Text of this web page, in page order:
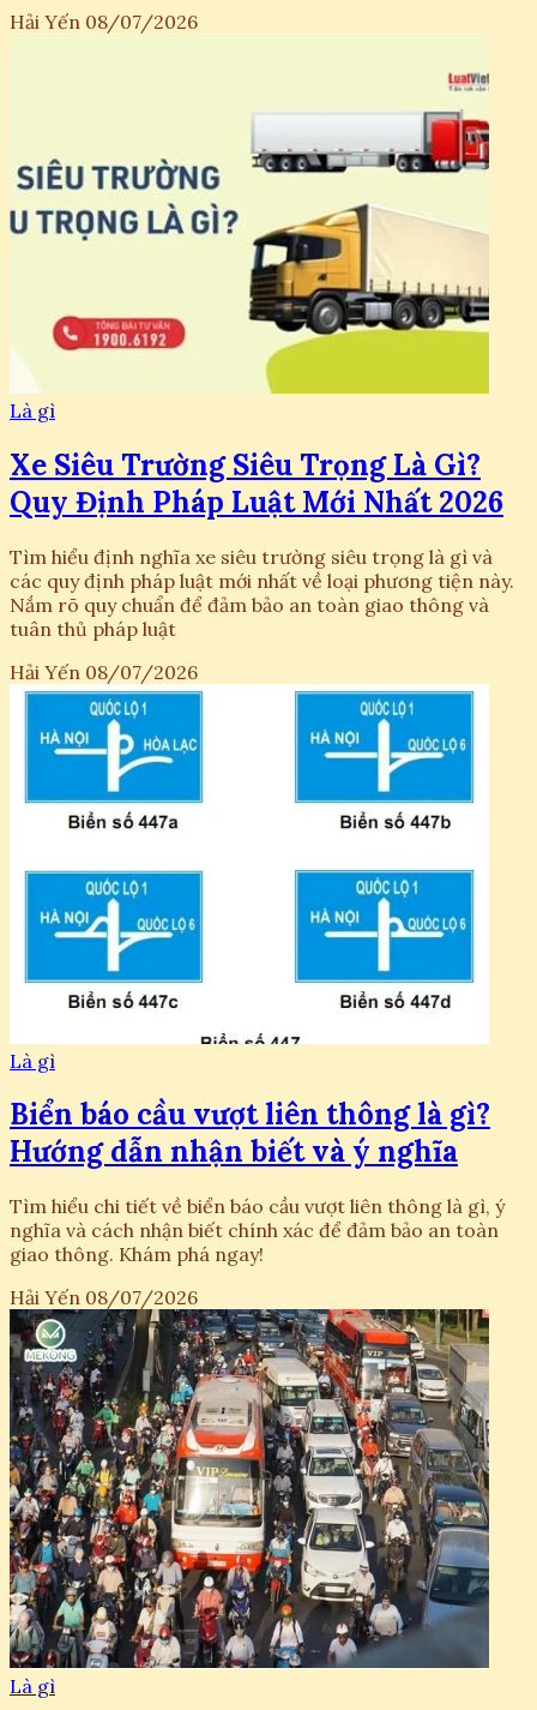
Hải Yến 08/07/2026
Là gì
Xe Siêu Trường Siêu Trọng Là Gì?
Quy Định Pháp Luật Mới Nhất 2026
Tìm hiểu định nghĩa xe siêu trường siêu trọng là gì và
các quy định pháp luật mới nhất về loại phương tiện này.
Nắm rõ quy chuẩn để đảm bảo an toàn giao thông và
tuân thủ pháp luật
Hải Yến 08/07/2026
Là gì
Biển báo cầu vượt liên thông là gì?
Hướng dẫn nhận biết và ý nghĩa
Tìm hiểu chi tiết về biển báo cầu vượt liên thông là gì, ý
nghĩa và cách nhận biết chính xác để đảm bảo an toàn
giao thông. Khám phá ngay!
Hải Yến 08/07/2026
Là gì